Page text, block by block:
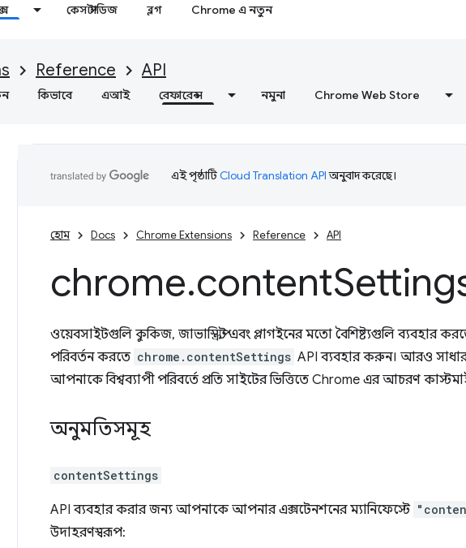
কেস স্টাডিজ ব্লগ Chrome এ নতুন
Reference API
কিভাবে এআই রেফারেন্স নমুনা Chrome Web Store
এই পৃষ্ঠাটিCloud Translation APIঅনুবাদ করেছে।
হোম Docs Chrome Extensions Reference API
chrome.content
ওয়েবসাইটগুলি কুকিজ, জাভাস্ক্রিপ্ট এবং প্লাগইনের মতো বৈশিষ্ট্যগুলি ব্যবহার
পরিবর্তন করতে chrome.contentSettings API ব্যবহার করুন। আরও
আপনাকে বিশ্বব্যাপী পরিবর্তে প্রতি সাইটের ভিত্তিতে Chrome এর আচরণ
অনুমতিসমূহ
contentSettings
API ব্যবহার করার জন্য আপনাকে আপনার এক্সটেনশনের ম্যানিফেস্টে
উদাহরণস্বরূপ: